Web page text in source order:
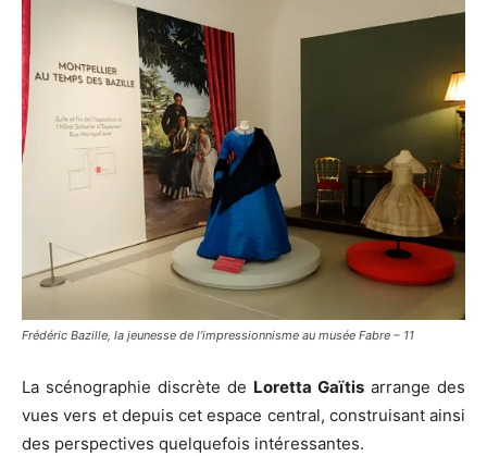
Frédéric Bazille, la jeunesse de l’impressionnisme au musée Fabre – 11
La scénographie discrète de Loretta Gaïtis arrange des
vues vers et depuis cet espace central, construisant ainsi
des perspectives quelquefois intéressantes.